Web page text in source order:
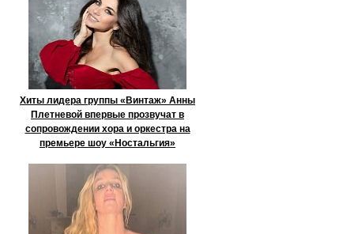
Хиты лидера группы «Винтаж» Анны
Плетневой впервые прозвучат в
сопровождении хора и оркестра на
премьере шоу «Ностальгия»